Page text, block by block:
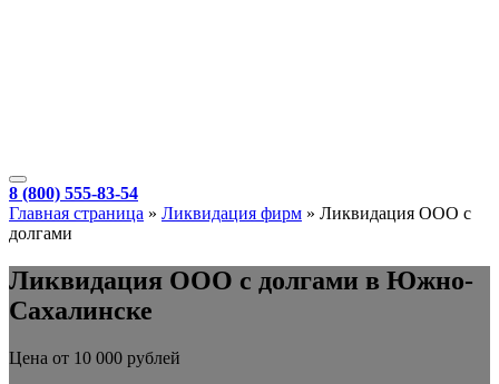
8 (800) 555-83-54
Главная страница » Ликвидация фирм » Ликвидация ООО с
долгами
Ликвидация ООО с долгами в Южно-
Сахалинске
Цена от 10 000 рублей